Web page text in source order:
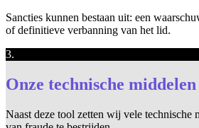
Sancties kunnen bestaan uit: een
of definitieve verbanning van het lid.
3.
Onze technische middelen
Naast deze tool zetten wij vele technische